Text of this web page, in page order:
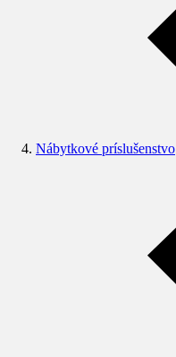
Nábytkové príslušenstvo